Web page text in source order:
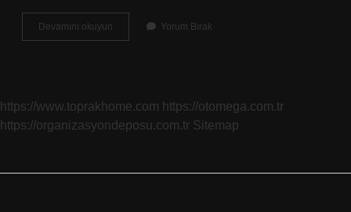
Devamını okuyun Dünyanın
1
Yorum Bırak
https://www.toprakhome.com https://otomega.com.tr
https://organizasyondeposu.com.tr Sitemap